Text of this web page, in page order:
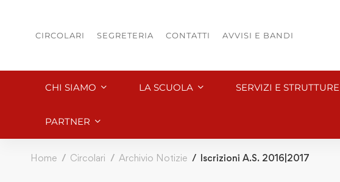
CIRCOLARI SEGRETERIA CONTATTI AVVISI E BANDI
CHI SIAMO LA SCUOLA SERVIZI E STRUTTURE
PARTNER
Home Circolari Archivio Notizie Iscrizioni A.S. 2016|2017